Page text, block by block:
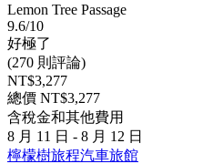
Lemon Tree Passage
9.6/10
好極了
(270 則評論)
NT$3,277
總價 NT$3,277
含稅金和其他費用
8 月 11 日 - 8 月 12 日
檸檬樹旅程汽車旅館